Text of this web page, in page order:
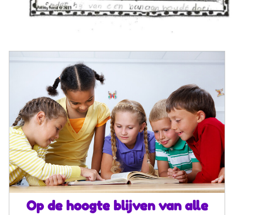
Op de hoogte blijven van alle